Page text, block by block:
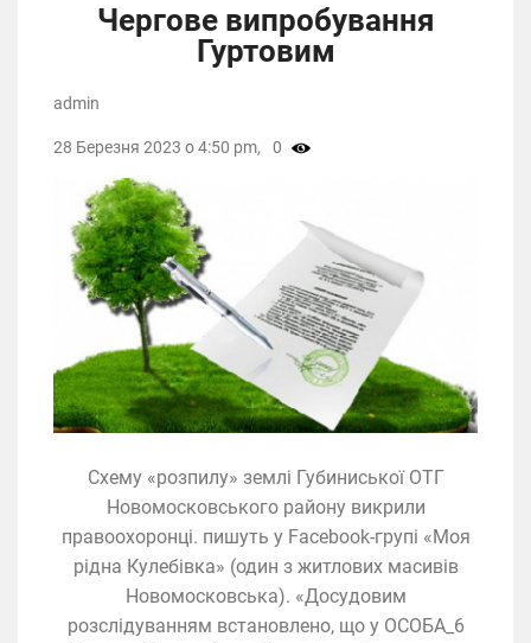
Чергове випробування
Гуртовим
Схему «розпилу» землі Губиниської ОТГ
Новомосковського району викрили
правоохоронці. пишуть у Facebook-групі «Моя
рідна Кулебівка» (один з житлових масивів
Новомосковська). «Досудовим
розслідуванням встановлено, що у ОСОБА_6
admin
28 Березня 2023 о 4:50 pm, 0